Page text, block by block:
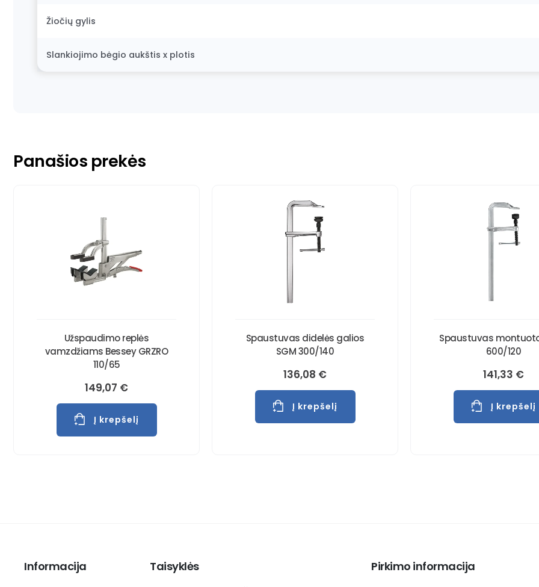
Žiočių gylis
Slankiojimo bėgio aukštis x plotis
Panašios prekės
Užspaudimo replės
vamzdžiams Bessey GRZRO
110/65
149,07 €
Į krepšelį
Spaustuvas didelės galios
SGM 300/140
136,08 €
Į krepšelį
Spaustuvas
600/120
141,33 €
Į krepšelį
Informacija Taisyklės Pirkimo informacija